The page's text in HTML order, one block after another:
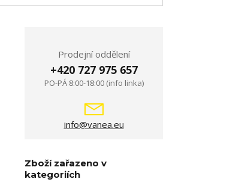
Prodejní oddělení
+420 727 975 657
PO-PÁ 8:00-18:00 (info linka)
info@vanea.eu
Zboží zařazeno v
kategoriích